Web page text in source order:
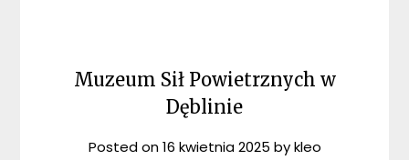
Muzeum Sił Powietrznych w
Dęblinie
Posted on16 kwietnia 2025 bykleo